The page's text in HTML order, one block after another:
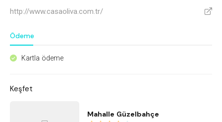
http://www.casaoliva.com.tr/ V
Ödeme
^ Kartla ödeme
Keşfet
Mahalle Güzelbahçe